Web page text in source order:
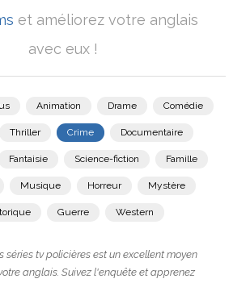
et améliorez votre anglais
avec eux !
Animation Drame Comédie
Thriller Crime Documentaire
Fantaisie Science-fiction Famille
Musique Horreur Mystère
Guerre Western
séries tv policières est un excellent moyen
anglais. Suivez l'enquête et apprenez